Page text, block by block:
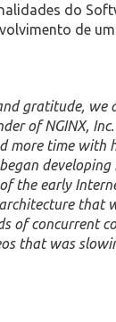
do
de
gratitude, we
of NGINX,
more time
the early
that
of concurrent
that was